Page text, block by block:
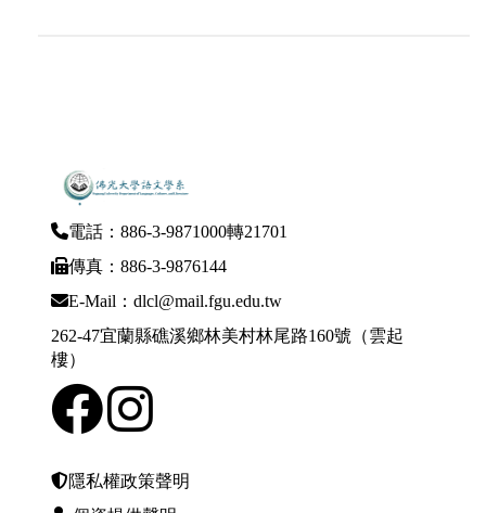
電話：886-3-9871000轉21701
傳真：886-3-9876144
E-Mail：dlcl@mail.fgu.edu.tw
262-47宜蘭縣礁溪鄉林美村林尾路160號（雲起
樓）
隱私權政策聲明